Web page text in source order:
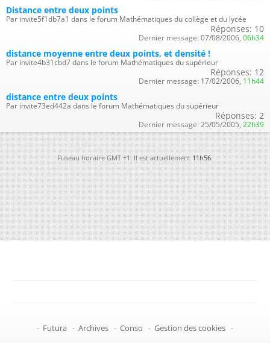
Distance entre deux points
Par invite5f1db7a1 dans le forum Mathématiques du collège et du lycée
Réponses: 10
Dernier message: 07/08/2006, 06h34
distance moyenne entre deux points, et densité !
Par invite4b31cbd7 dans le forum Mathématiques du supérieur
Réponses: 12
Dernier message: 17/02/2006, 11h44
distance entre deux points
Par invite73ed442a dans le forum Mathématiques du supérieur
Réponses: 2
Dernier message: 25/05/2005, 22h39
Fuseau horaire GMT +1. Il est actuellement11h56.
- Futura - Archives - Conso - Gestion des cookies -